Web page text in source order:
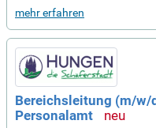
mehr erfahren
Bereichsleitung (m/w/
Personalamt